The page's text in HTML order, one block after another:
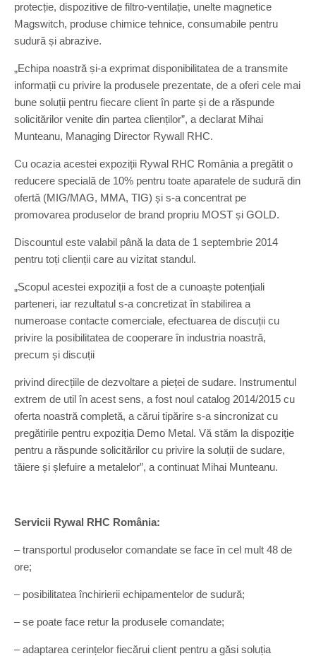
protecție, dispozitive de filtro-ventilație, unelte magnetice
Magswitch, produse chimice tehnice, consumabile pentru
sudură și abrazive.
„Echipa noastră și-a exprimat disponibilitatea de a transmite
informații cu privire la produsele prezentate, de a oferi cele mai
bune soluții pentru fiecare client în parte și de a răspunde
solicitărilor venite din partea clienților”, a declarat Mihai
Munteanu, Managing Director Rywall RHC.
Cu ocazia acestei expoziții Rywal RHC România a pregătit o
reducere specială de 10% pentru toate aparatele de sudură din
ofertă (MIG/MAG, MMA, TIG) și s-a concentrat pe
promovarea produselor de brand propriu MOST și GOLD.
Discountul este valabil până la data de 1 septembrie 2014
pentru toți clienții care au vizitat standul.
„Scopul acestei expoziții a fost de a cunoaște potențiali
parteneri, iar rezultatul s-a concretizat în stabilirea a
numeroase contacte comerciale, efectuarea de discuții cu
privire la posibilitatea de cooperare în industria noastră,
precum și discuții
privind direcțiile de dezvoltare a pieței de sudare. Instrumentul
extrem de util în acest sens, a fost noul catalog 2014/2015 cu
oferta noastră completă, a cărui tipărire s-a sincronizat cu
pregătirile pentru expoziția Demo Metal. Vă stăm la dispoziție
pentru a răspunde solicitărilor cu privire la soluții de sudare,
tăiere și șlefuire a metalelor”, a continuat Mihai Munteanu.
Servicii Rywal RHC România:
– transportul produselor comandate se face în cel mult 48 de
ore;
– posibilitatea închirierii echipamentelor de sudură;
– se poate face retur la produsele comandate;
– adaptarea cerințelor fiecărui client pentru a găsi soluția